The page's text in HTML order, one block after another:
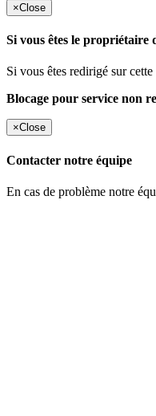
×Close
Si vous êtes le propriétaire
Si vous êtes redirigé sur
Blocage pour service non
×Close
Contacter notre équipe
En cas de problème notre